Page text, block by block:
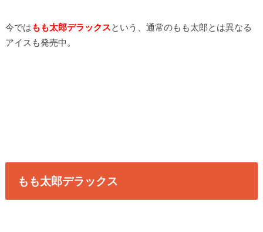
今ではもも太郎デラックスという、通常のもも太郎とは異なる
アイスも発売中。
もも太郎デラックス